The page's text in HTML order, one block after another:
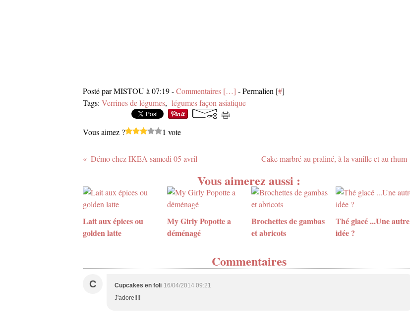
Posté par MISTOU à 07:19 -Commentaires […] - Permalien [#]
Tags: Verrines de légumes, légumes façon asiatique
Vous aimez ? 1 vote
Démo chez IKEA samedi 05 avril Cake marbré au praliné, à la vanille et au rhum
Vous aimerez aussi :
Lait aux épices ou
golden latte
My Girly Popotte a
déménagé
Brochettes de gambas
et abricots
Thé glacé ...Une autre
idée ?
Commentaires
C Cupcakes en foli 16/04/2014 09:21
J'adore!!!!